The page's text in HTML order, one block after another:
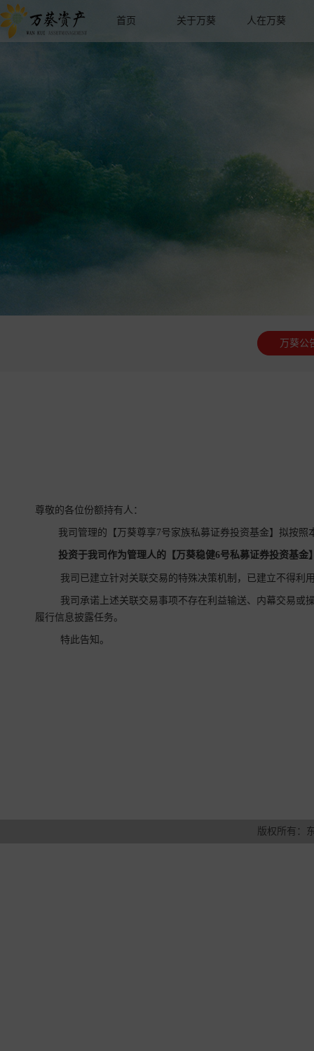
首页 关于万葵 人在万葵
万葵公
尊敬的各位份额持有人：
我司管理的【万葵尊享7号家族私募证券投资基金】拟按
投资于我司作为管理人的【万葵稳健6号私募证券投资基金
我司已建立针对关联交易的特殊决策机制，已建立不得利
我司承诺上述关联交易事项不存在利益输送、内幕交易或
履行信息披露任务。
特此告知。
版权所有：